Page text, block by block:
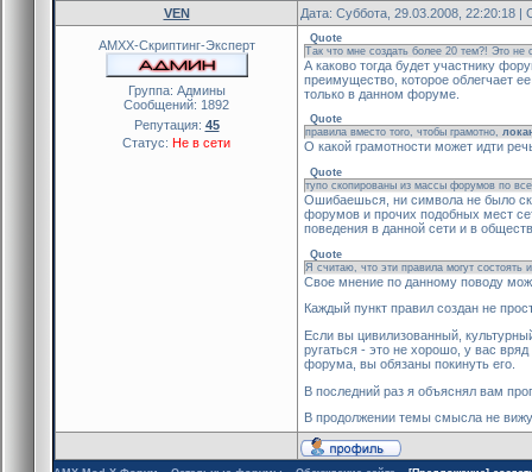
VEN Дата: Суббота, 29.03.2008, 22:20:18
AMXX-Скриптинг-Эксперт
Группа: Админы
Сообщений: 1892
Репутация: 45
Статус: Не в сети
Quote
Так что мне создать более 20 тем?! Это не
А каково тогда будет участнику
преимущество, которое облегчает
только в данном форуме.
Quote
правила вместо того, чтобы грамотно,
О какой грамотности может идти
Quote
тупо скопированы из массы форумов по
Ошибаешься, ни символа не было
форумов и прочих подобных мест
поведения в данной сети и в
Quote
Я считаю, что эти правила могут состоять
Свое мнение по данному поводу
Каждый пункт правил создан не
Если вы цивилизованный,
ругаться - это не хорошо, у вас
форума, вы обязаны покинуть его.
В последний раз я объяснял вам
В продолжении темы смысла не